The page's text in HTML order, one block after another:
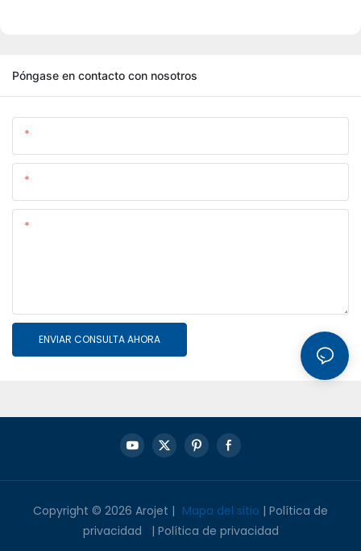
Póngase en contacto con nosotros
ENVIAR CONSULTA AHORA
Copyright © 2026 Arojet | Mapa del sitio | Política de
privacidad
| Política de privacidad